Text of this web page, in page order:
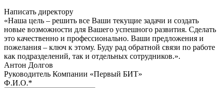
Написать директору
«Наша цель – решить все Ваши текущие задачи и создать
новые возможности для Вашего успешного развития. Сделать
это качественно и профессионально. Ваши предложения и
пожелания – ключ к этому. Буду рад обратной связи по работе
как подразделений, так и отдельных сотрудников.».
Антон Долгов
Руководитель Компании «Первый БИТ»
Ф.И.О.*